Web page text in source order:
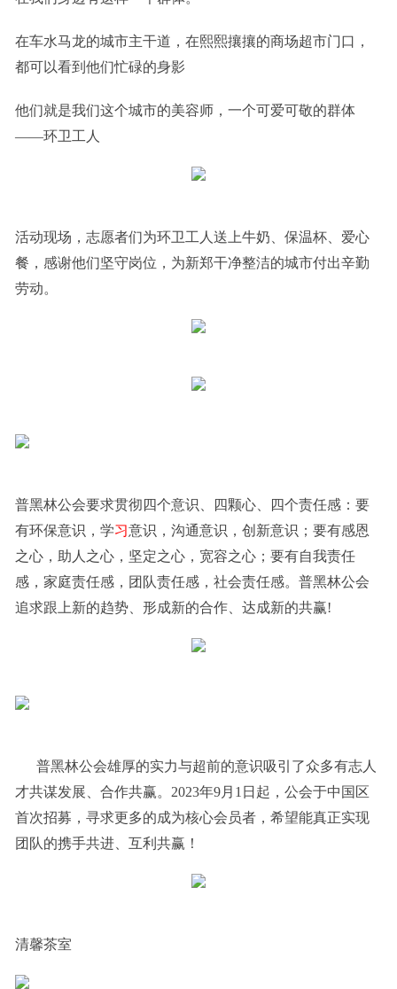
在车水马龙的城市主干道，在熙熙攘攘的商场超市门口，
都可以看到他们忙碌的身影
他们就是我们这个城市的美容师，一个可爱可敬的群体
——环卫工人
活动现场，志愿者们为环卫工人送上牛奶、保温杯、爱心
餐，感谢他们坚守岗位，为新郑干净整洁的城市付出辛勤
劳动。
普黑林公会要求贯彻四个意识、四颗心、四个责任感：要
有环保意识，学习意识，沟通意识，创新意识；要有感恩
之心，助人之心，坚定之心，宽容之心；要有自我责任
感，家庭责任感，团队责任感，社会责任感。普黑林公会
追求跟上新的趋势、形成新的合作、达成新的共赢!
普黑林公会雄厚的实力与超前的意识吸引了众多有志人
才共谋发展、合作共赢。2023年9月1日起，公会于中国区
首次招募，寻求更多的成为核心会员者，希望能真正实现
团队的携手共进、互利共赢！
清馨茶室